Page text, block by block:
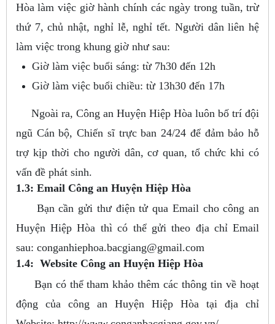
Hòa làm việc giờ hành chính các ngày trong tuần, trừ
thứ 7, chủ nhật, nghỉ lễ, nghỉ tết. Người dân liên hệ
làm việc trong khung giờ như sau:
Giờ làm việc buổi sáng: từ 7h30 đến 12h
Giờ làm việc buổi chiều: từ 13h30 đến 17h
Ngoài ra, Công an Huyện Hiệp Hòa luôn bố trí đội
ngũ Cán bộ, Chiến sĩ trực ban 24/24 để đảm bảo hỗ
trợ kịp thời cho người dân, cơ quan, tổ chức khi có
vấn đề phát sinh.
1.3: Email Công an Huyện Hiệp Hòa
Bạn cần gửi thư điện tử qua Email cho công an
Huyện Hiệp Hòa thì có thể gửi theo địa chỉ Email
sau: conganhiephoa.bacgiang@gmail.com
1.4: Website Công an Huyện Hiệp Hòa
Bạn có thể tham khảo thêm các thông tin về hoạt
động của công an Huyện Hiệp Hòa tại địa chỉ